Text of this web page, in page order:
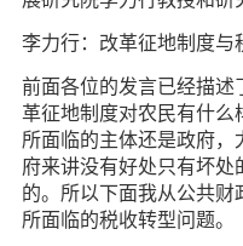
李力行：改革征地制度与
前面各位的发言已经描
革征地制度对农民有什
所面临的主体还是政府
府来讲没有好处只有坏
的。所以下面我从公共
所面临的税收转型问题。